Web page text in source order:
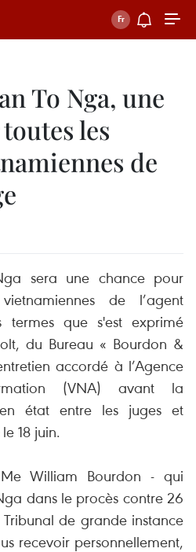
To Nga, une
les
de
sera une chance pour
de l’agent
que s'est exprimé
du Bureau « Bourdon &
accordé à l’Agence
(VNA) avant la
état entre les juges et
18 juin.
William Bourdon - qui
dans le procès contre 26
de grande instance
recevoir personnellement,